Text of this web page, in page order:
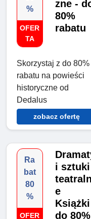
%
OFER
TA
zne -
80%
rabatu
Skorzystaj z do 80%
rabatu na powieści
historyczne od
Dedalus
zobacz ofertę
Ra
bat
80
%
OFER
i sztuki
teatraln
e
do 80%